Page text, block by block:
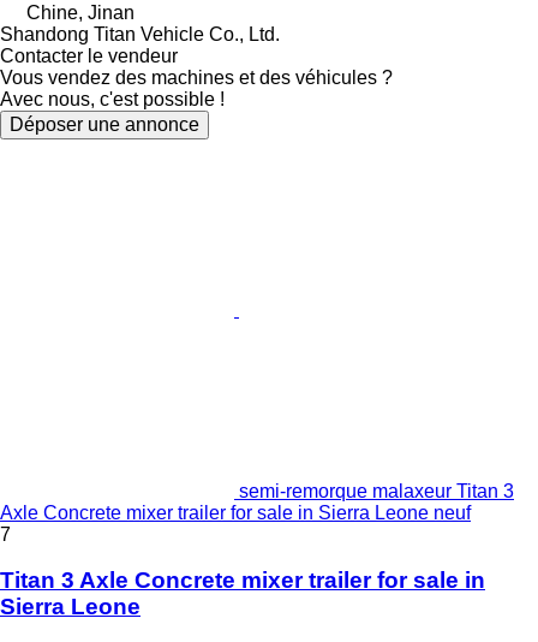
Chine, Jinan
Shandong Titan Vehicle Co., Ltd.
Contacter le vendeur
Vous vendez des machines et des véhicules ?
Avec nous, c'est possible !
Déposer une annonce
semi-remorque malaxeur Titan 3
Axle Concrete mixer trailer for sale in Sierra Leone neuf
7
Titan 3 Axle Concrete mixer trailer for sale in
Sierra Leone